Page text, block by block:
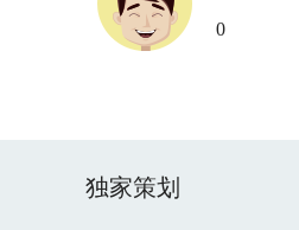
0
独家策划